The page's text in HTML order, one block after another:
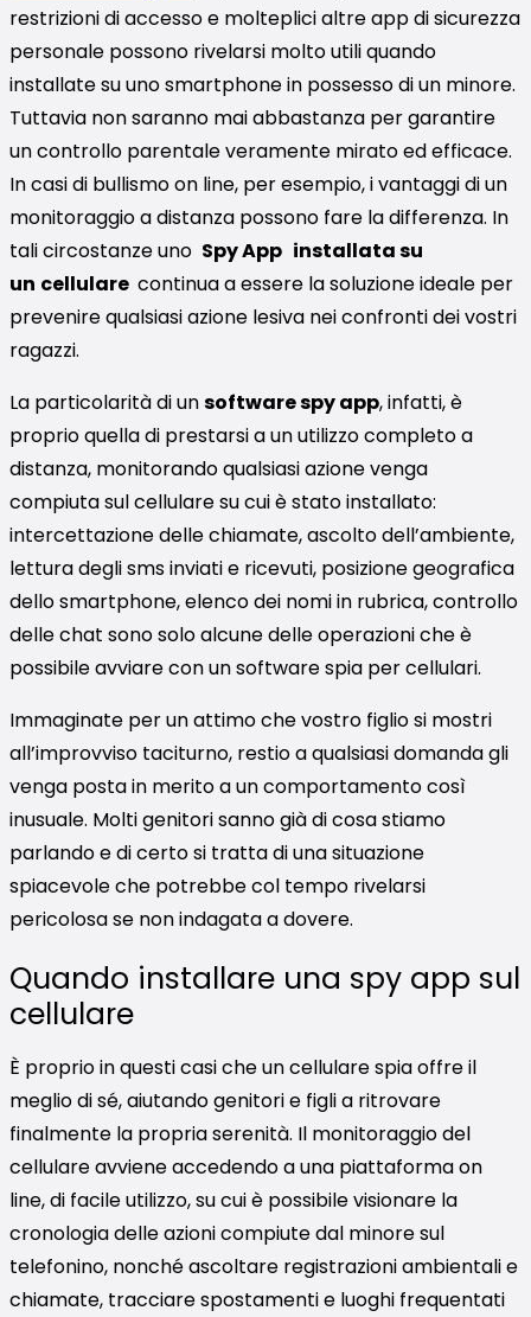
restrizioni di accesso e molteplici altre app di sicurezza
personale possono rivelarsi molto utili quando
installate su uno smartphone in possesso di un minore.
Tuttavia non saranno mai abbastanza per garantire
un controllo parentale veramente mirato ed efficace.
In casi di bullismo on line, per esempio, i vantaggi di un
monitoraggio a distanza possono fare la differenza. In
tali circostanze uno Spy App installata su
un cellulare continua a essere la soluzione ideale per
prevenire qualsiasi azione lesiva nei confronti dei vostri
ragazzi.
La particolarità di unsoftware spy app, infatti, è
proprio quella di prestarsi a un utilizzo completo a
distanza, monitorando qualsiasi azione venga
compiuta sul cellulare su cui è stato installato:
intercettazione delle chiamate, ascolto dell’ambiente,
lettura degli sms inviati e ricevuti, posizione geografica
dello smartphone, elenco dei nomi in rubrica, controllo
delle chat sono solo alcune delle operazioni che è
possibile avviare con un software spia per cellulari.
Immaginate per un attimo che vostro figlio si mostri
all’improvviso taciturno, restio a qualsiasi domanda gli
venga posta in merito a un comportamento così
inusuale. Molti genitori sanno già di cosa stiamo
parlando e di certo si tratta di una situazione
spiacevole che potrebbe col tempo rivelarsi
pericolosa se non indagata a dovere.
Quando installare una spy app sul
cellulare
È proprio in questi casi che un cellulare spia offre il
meglio di sé, aiutando genitori e figli a ritrovare
finalmente la propria serenità. Il monitoraggio del
cellulare avviene accedendo a una piattaforma on
line, di facile utilizzo, su cui è possibile visionare la
cronologia delle azioni compiute dal minore sul
telefonino, nonché ascoltare registrazioni ambientali e
chiamate, tracciare spostamenti e luoghi frequentati